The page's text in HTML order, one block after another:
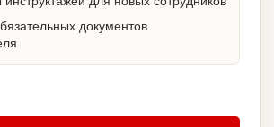
документов